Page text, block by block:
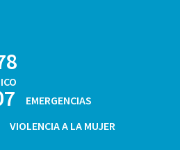
EMERGENCIAS
VIOLENCIA A LA MUJER